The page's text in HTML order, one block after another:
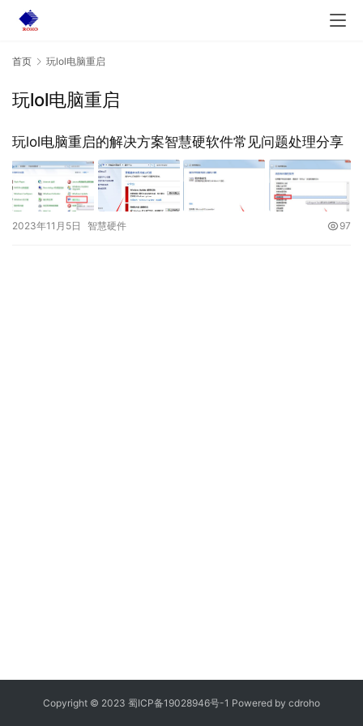
首页 玩lol电脑重启
玩lol电脑重启
玩lol电脑重启的解决方案智慧硬软件常见问题处理分享
2023年11月5日 智慧硬件 97
Copyright © 2023 蜀ICP备19028946号-1 Powered by cdroho